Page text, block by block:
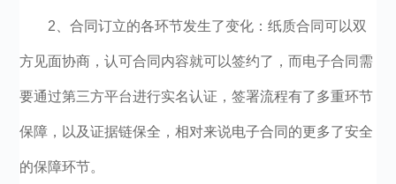
2、合同订立的各环节发生了变化：纸质合同可以双
方见面协商，认可合同内容就可以签约了，而电子合同需
要通过第三方平台进行实名认证，签署流程有了多重环节
保障，以及证据链保全，相对来说电子合同的更多了安全
的保障环节。